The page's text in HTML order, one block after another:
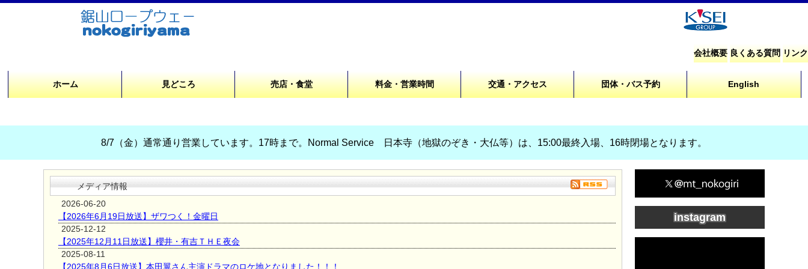
会社概要 良くある質問 リンク
ホーム 見どころ 売店・食堂 料金・営業時間 交通・アクセス 団体・バス予約 English
8/7（金）通常通り営業しています。17時まで。Normal Service 日本寺（地獄のぞき・大仏等）は、15:00最終入場、16時閉場となります。
メディア情報
2026-06-20
【2026年6月19日放送】ザワつく！金曜日
2025-12-12
【2025年12月11日放送】櫻井・有吉ＴＨＥ夜会
2025-08-11
【2025年8月6日放送】本田翼さん主演ドラマのロケ地となりました！！！
instagram